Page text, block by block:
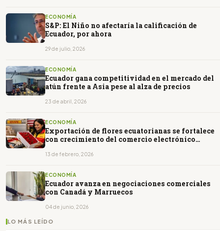
ECONOMÍA
S&P: El Niño no afectaría la calificación de
Ecuador, por ahora
29 de julio, 2026
ECONOMÍA
Ecuador gana competitividad en el mercado del
atún frente a Asia pese al alza de precios
23 de abril, 2026
ECONOMÍA
Exportación de flores ecuatorianas se fortalece
con crecimiento del comercio electrónico
13 de febrero, 2026
ECONOMÍA
Ecuador avanza en negociaciones comerciales
con Canadá y Marruecos
04 de junio, 2026
LO MÁS LEÍDO